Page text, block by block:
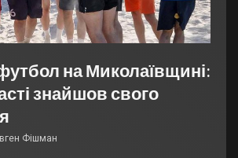
на Миколаївщині:
знайшов свого
Фішман